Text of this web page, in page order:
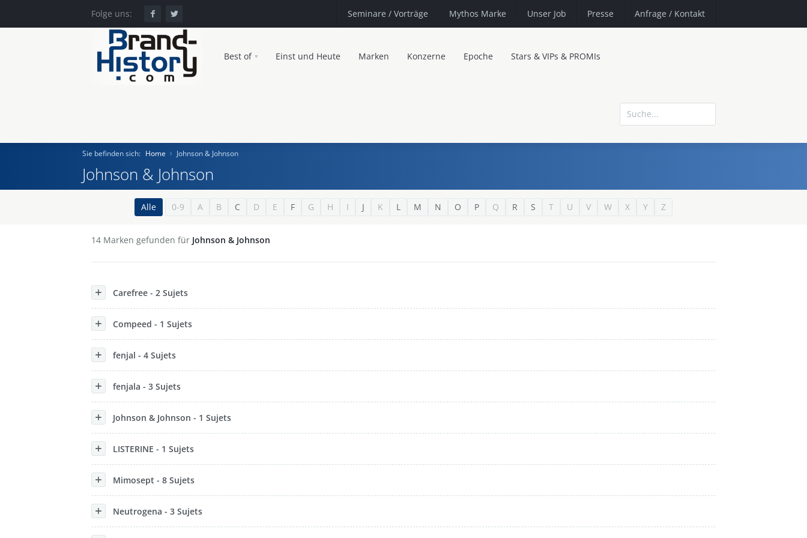
Folge uns: Seminare / Vorträge Mythos Marke Unser Job Presse Anfrage / Kontakt
Best of Einst und Heute Marken Konzerne Epoche Stars & VIPs & PROMIs
Epoche
Sie befinden sich: Home Johnson & Johnson
Johnson & Johnson
Alle 0-9 A B C D E F G H I J K L M N O P Q R S T U V W X Y Z
14 Marken gefunden für Johnson & Johnson
Carefree - 2 Sujets
Compeed - 1 Sujets
fenjal - 4 Sujets
fenjala - 3 Sujets
Johnson & Johnson - 1 Sujets
LISTERINE - 1 Sujets
Mimosept - 8 Sujets
Neutrogena - 3 Sujets